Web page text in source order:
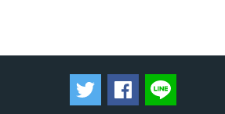
ツイートするFacebookで